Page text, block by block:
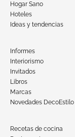
Hogar Sano
Hoteles
Ideas y tendencias
Informes
Interiorismo
Invitados
Libros
Marcas
Novedades DecoEstilo
Recetas de cocina